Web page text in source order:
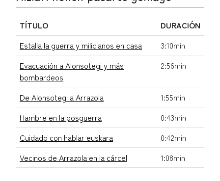
TÍTULO
DURACIÓN
Estalla la guerra y milicianos en casa
3:10min
Evacuación a Alonsotegi y más
bombardeos
2:56min
De Alonsotegi a Arrazola
1:55min
Hambre en la posguerra
0:43min
Cuidado con hablar euskara
0:42min
Vecinos de Arrazola en la cárcel
1:08min